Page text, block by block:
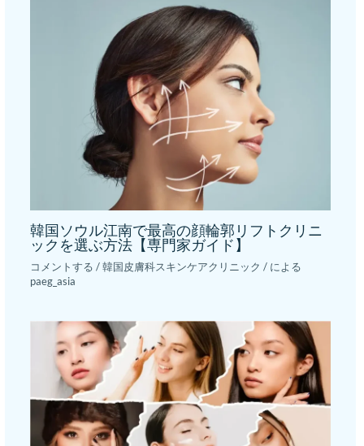
韓国ソウル江南で最高の顔輪郭リフトクリニ
ックを選ぶ方法【専門家ガイド】
コメントする /韓国皮膚科スキンケアクリニック / による
paeg_asia